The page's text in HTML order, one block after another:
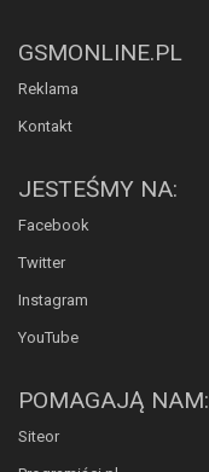
GSMONLINE.PL
Reklama
Kontakt
JESTEŚMY NA:
Facebook
Twitter
Instagram
YouTube
POMAGAJĄ NAM:
Siteor